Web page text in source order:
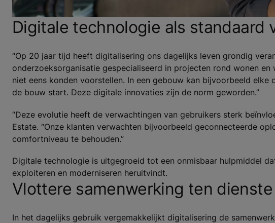
Digitale technologie als standaard
“Op 20 jaar tijd heeft digitalisering ons dagelijks leven grondig
onderzoeksorganisatie gespecialiseerd in projecten rond wonen
niet eens konden voorstellen. In een gebouw kan bijvoorbeeld
de bouw start. Deze digitale innovaties zijn de norm geworden.”
“Deze evolutie heeft de verwachtingen van gebruikers sterk
Estate. “Onze klanten verwachten bijvoorbeeld geconnecteerde
comfortniveau te behouden.”
Digitale technologie is uitgegroeid tot een onmisbaar hulpmiddel
exploiteren en moderniseren heruitvindt.
Vlottere samenwerking ten
In het dagelijks gebruik vergemakkelijkt digitalisering de